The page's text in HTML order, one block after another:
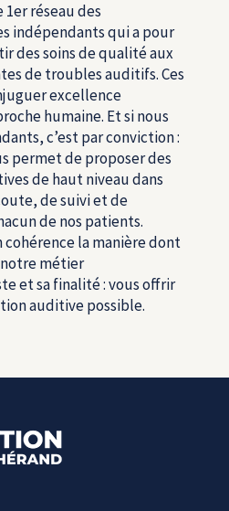
1erréseau des
indépendants qui a pour
des soins de qualité aux
de troubles auditifs. Ces
excellence
humaine. Et si nous
c’est par conviction :
permet de proposer des
de haut niveau dans
de suivi et de
de nos patients.
cohérence la manière dont
métier
et sa finalité : vous offrir
auditive possible.